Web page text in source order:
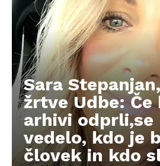
Sara
žrtve Udbe: Če
arhivi odprli,se
vedelo, kdo je
človek in kdo